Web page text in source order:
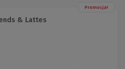
Promocja!
& Lattes